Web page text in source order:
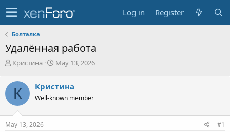
Log in Register
Болталка
Удалённая работа
T
r
e
a
d
s
t
Кристина
S
r
t
a
May 13, 2026
К Кристина
Well-known member
May 13, 2026 #1